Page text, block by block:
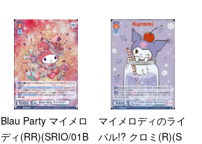
Blau Party マイメロ
ディ(RR)(SRIO/01B
マイメロディのライ
バル!? クロミ(R)(S